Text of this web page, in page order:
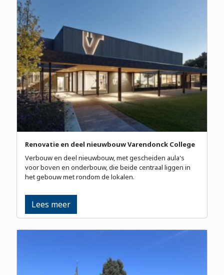
Renovatie en deel nieuwbouw Varendonck College
Verbouw en deel nieuwbouw, met gescheiden aula's
voor boven en onderbouw, die beide centraal liggen in
het gebouw met rondom de lokalen.
Lees meer